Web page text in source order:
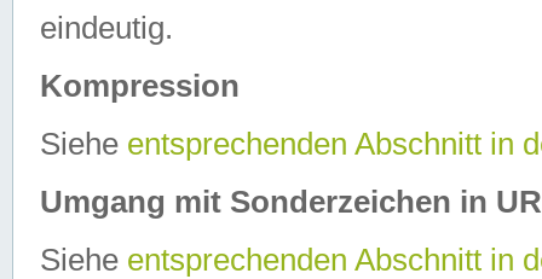
eindeutig.
Kompression
Siehe entsprechenden Abschnitt in
Umgang mit Sonderzeichen in
Siehe entsprechenden Abschnitt in